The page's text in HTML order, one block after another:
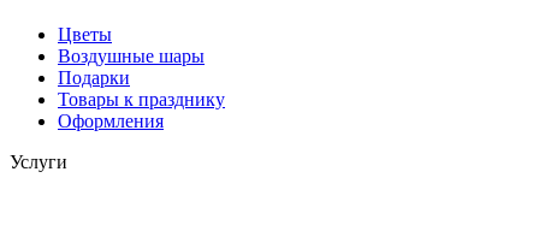
Цветы
Воздушные шары
Подарки
Товары к празднику
Оформления
Услуги